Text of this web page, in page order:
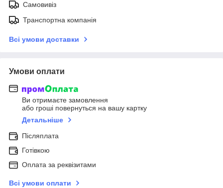
Самовивіз
Транспортна компанія
Всі умови доставки
Умови оплати
Ви отримаєте замовлення
або гроші повернуться на вашу картку
Детальніше
Післяплата
Готівкою
Оплата за реквізитами
Всі умови оплати